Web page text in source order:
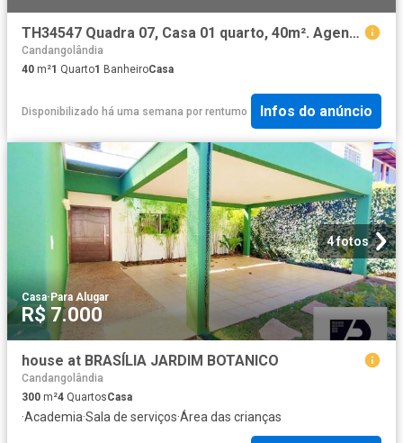
TH34547 Quadra 07, Casa 01 quarto, 40m². Agende sua visita!
Candangolândia
40 m²1 Quarto1 BanheiroCasa
Disponibilizado há uma semana por rentumo Infos do anúncio
4 fotos
Casa·Para Alugar
R$ 7.000
house at BRASÍLIA JARDIM BOTANICO
Candangolândia
300 m²4 QuartosCasa
·Academia·Sala de serviços·Área das crianças